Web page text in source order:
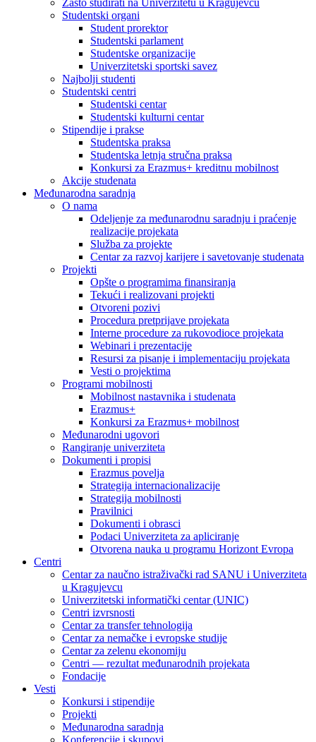
Studentski organi
Student prorektor
Studentski parlament
Studentske organizacije
Univerzitetski sportski savez
Najbolji studenti
Studentski centri
Studentski centar
Studentski kulturni centar
Stipendije i prakse
Studentska praksa
Studentska letnja stručna praksa
Konkursi za Erazmus+ kreditnu mobilnost
Akcije studenata
Međunarodna saradnja
O nama
Odeljenje za međunarodnu saradnju i praćenje
realizacije projekata
Služba za projekte
Centar za razvoj karijere i savetovanje studenata
Projekti
Opšte o programima finansiranja
Tekući i realizovani projekti
Otvoreni pozivi
Procedura pretprijave projekata
Interne procedure za rukovodioce projekata
Webinari i prezentacije
Resursi za pisanje i implementaciju projekata
Vesti o projektima
Programi mobilnosti
Mobilnost nastavnika i studenata
Erazmus+
Konkursi za Erazmus+ mobilnost
Međunarodni ugovori
Rangiranje univerziteta
Dokumenti i propisi
Erazmus povelja
Strategija internacionalizacije
Strategija mobilnosti
Pravilnici
Dokumenti i obrasci
Podaci Univerziteta za apliciranje
Otvorena nauka u programu Horizont Evropa
Centri
Centar za naučno istraživački rad SANU i Univerziteta
u Kragujevcu
Univerzitetski informatički centar (UNIC)
Centri izvrsnosti
Centar za transfer tehnologija
Centar za nemačke i evropske studije
Centar za zelenu ekonomiju
Centri — rezultat međunarodnih projekata
Fondacije
Vesti
Konkursi i stipendije
Projekti
Međunarodna saradnja
Konferencije i skupovi